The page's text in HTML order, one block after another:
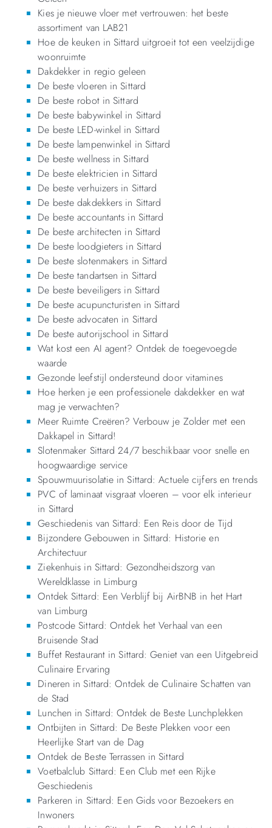
Kies je nieuwe vloer met vertrouwen: het beste
assortiment van LAB21
Hoe de keuken in Sittard uitgroeit tot een veelzijdige
woonruimte
Dakdekker in regio geleen
De beste vloeren in Sittard
De beste robot in Sittard
De beste babywinkel in Sittard
De beste LED-winkel in Sittard
De beste lampenwinkel in Sittard
De beste wellness in Sittard
De beste elektricien in Sittard
De beste verhuizers in Sittard
De beste dakdekkers in Sittard
De beste accountants in Sittard
De beste architecten in Sittard
De beste loodgieters in Sittard
De beste slotenmakers in Sittard
De beste tandartsen in Sittard
De beste beveiligers in Sittard
De beste acupuncturisten in Sittard
De beste advocaten in Sittard
De beste autorijschool in Sittard
Wat kost een AI agent? Ontdek de toegevoegde
waarde
Gezonde leefstijl ondersteund door vitamines
Hoe herken je een professionele dakdekker en wat
mag je verwachten?
Meer Ruimte Creëren? Verbouw je Zolder met een
Dakkapel in Sittard!
Slotenmaker Sittard 24/7 beschikbaar voor snelle en
hoogwaardige service
Spouwmuurisolatie in Sittard: Actuele cijfers en trends
PVC of laminaat visgraat vloeren – voor elk interieur
in Sittard
Geschiedenis van Sittard: Een Reis door de Tijd
Bijzondere Gebouwen in Sittard: Historie en
Architectuur
Ziekenhuis in Sittard: Gezondheidszorg van
Wereldklasse in Limburg
Ontdek Sittard: Een Verblijf bij AirBNB in het Hart
van Limburg
Postcode Sittard: Ontdek het Verhaal van een
Bruisende Stad
Buffet Restaurant in Sittard: Geniet van een Uitgebreid
Culinaire Ervaring
Dineren in Sittard: Ontdek de Culinaire Schatten van
de Stad
Lunchen in Sittard: Ontdek de Beste Lunchplekken
Ontbijten in Sittard: De Beste Plekken voor een
Heerlijke Start van de Dag
Ontdek de Beste Terrassen in Sittard
Voetbalclub Sittard: Een Club met een Rijke
Geschiedenis
Parkeren in Sittard: Een Gids voor Bezoekers en
Inwoners